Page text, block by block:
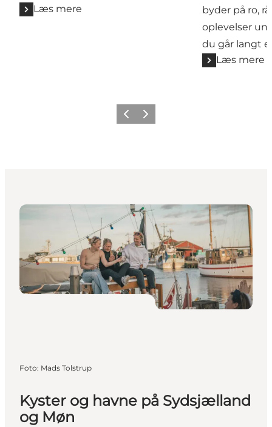
Læs mere
byder på ro,
oplevelser
du går langt
Læs mere
ForrigeNæste
Foto: Mads Tolstrup
Kyster og havne på Sydsjælland
og Møn